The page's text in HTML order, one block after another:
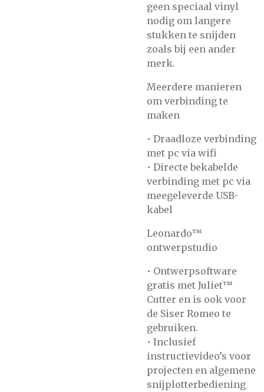
geen speciaal vinyl
nodig om langere
stukken te snijden
zoals bij een ander
merk.
Meerdere manieren
om verbinding te
maken
• Draadloze verbinding
met pc via wifi
• Directe bekabelde
verbinding met pc via
meegeleverde USB-
kabel
Leonardo™
ontwerpstudio
• Ontwerpsoftware
gratis met Juliet™
Cutter en is ook voor
de Siser Romeo te
gebruiken.
• Inclusief
instructievideo’s voor
projecten en algemene
snijplotterbediening